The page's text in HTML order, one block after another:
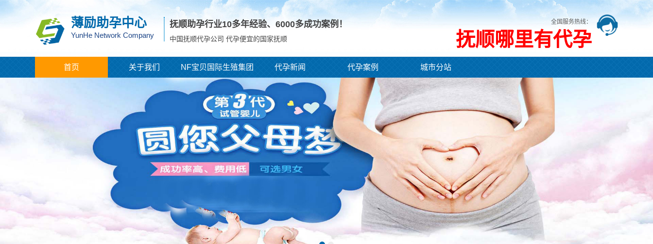
薄励助孕中心
YunHe Network Company
抚顺助孕行业10多年经验、 6000多成功案例！
中国抚顺代孕公司 代孕便宜的国家抚顺
全国服务热线：
抚顺哪里有代孕
首页 关于我们 NF宝贝国际生殖集团 代孕新闻 代孕案例 城市分站